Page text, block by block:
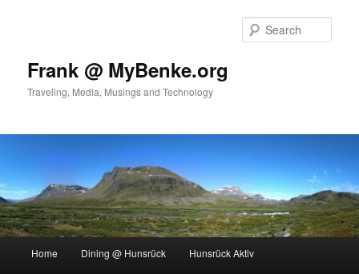
Frank @ MyBenke.org
Traveling, Media, Musings and Technology
Home Dining @ Hunsrück Hunsrück Aktiv